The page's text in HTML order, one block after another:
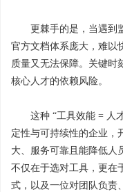
更棘手的是，当遇到
官方文档体系庞大，难以
质量又无法保障。关键时
核心人才的依赖风险。
这种 “工具效能 = 人
定性与可持续性的企业，
大、服务可靠且能降低人
不仅在于选对工具，更在
式，以及一位对团队负责